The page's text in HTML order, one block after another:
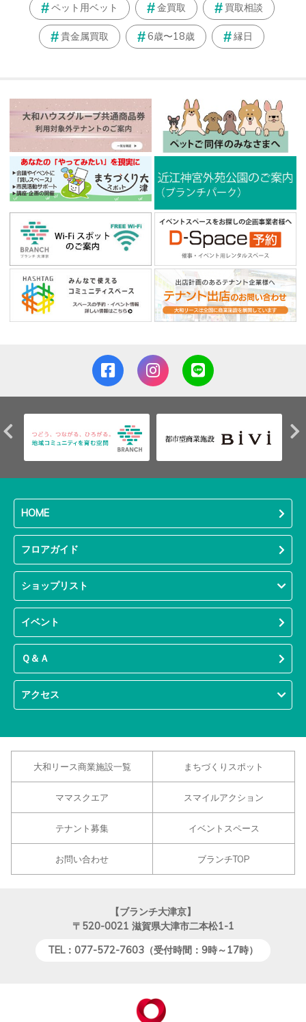
ペット用ベット 金買取 買取相談
貴金属買取 6歳〜18歳 縁日
HOME
フロアガイド
ショップリスト
イベント
Ｑ＆Ａ
アクセス
大和リース商業施設一覧 まちづくりスポット
ママスクエア スマイルアクション
テナント募集 イベントスペース
お問い合わせ ブランチTOP
【ブランチ大津京】
〒520-0021 滋賀県大津市二本松1-1
TEL：077-572-7603（受付時間：9時～17時）